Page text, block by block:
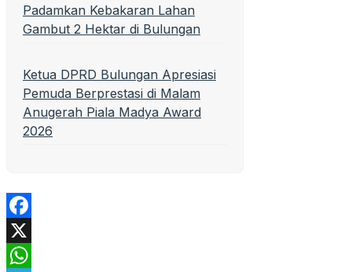
Padamkan Kebakaran Lahan
Gambut 2 Hektar di Bulungan
Ketua DPRD Bulungan Apresiasi
Pemuda Berprestasi di Malam
Anugerah Piala Madya Award
2026
Facebook
X